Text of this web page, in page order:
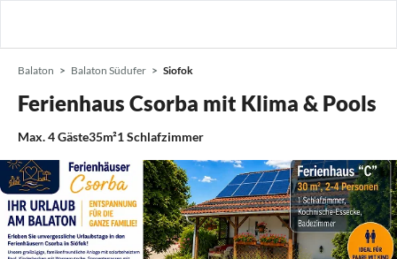
Balaton Balaton Südufer Siofok
Ferienhaus Csorba mit Klima & Pools
Max.4Gäste35m²1Schlafzimmer